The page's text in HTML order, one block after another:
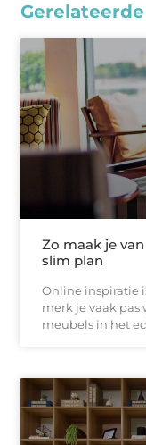
Zo maak je
slim plan
Online inspiratie
merk je vaak
meubels in het